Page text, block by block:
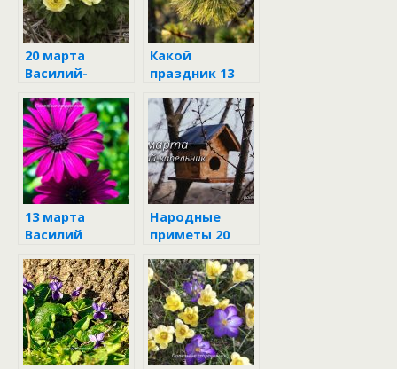
20 марта
Василий-
Какой
праздник 13
приметы и
запреты в
день Василия
Капельника
13 марта
Василий
Народные
приметы 20